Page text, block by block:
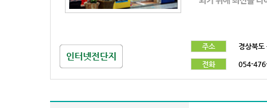
주소 경상북
전화 054-